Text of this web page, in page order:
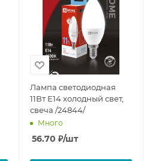
Лампа светодиодная
11Вт Е14 холодный свет,
свеча /24844/
Много
56.70 ₽/шт